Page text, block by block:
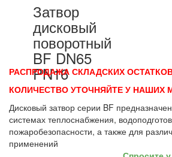
Затвор
дисковый
поворотный
BF DN65
PN16
РАСПРОДАЖА СКЛАДСКИХ
КОЛИЧЕСТВО УТОЧНЯЙТЕ У НАШИХ
Дисковый затвор серии BF
системах теплоснабжения,
пожаробезопасности, а также для
применений